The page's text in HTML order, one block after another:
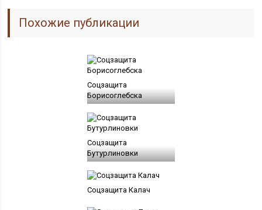
Похожие публикации
Соцзащита
Борисоглебска
Соцзащита
Бутурлиновки
Соцзащита Калач